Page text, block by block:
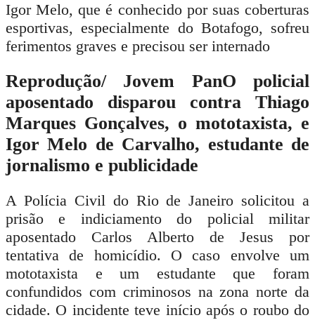
Igor Melo, que é conhecido por suas coberturas
esportivas, especialmente do Botafogo, sofreu
ferimentos graves e precisou ser internado
Reprodução/ Jovem PanO policial
aposentado disparou contra Thiago
Marques Gonçalves, o mototaxista, e
Igor Melo de Carvalho, estudante de
jornalismo e publicidade
A Polícia Civildo Rio de Janeiro solicitou a
prisão e indiciamento do policial militar
aposentado Carlos Alberto de Jesus por
tentativa de homicídio. O caso envolve um
mototaxista e um estudante que foram
confundidos com criminosos na zona norte da
cidade. O incidente teve início após o roubo do